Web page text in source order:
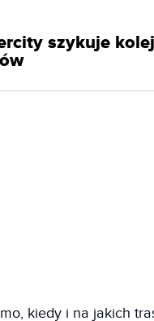
szykuje
kiedy i na jakich